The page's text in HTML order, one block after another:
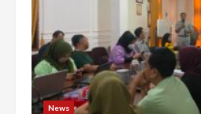
News